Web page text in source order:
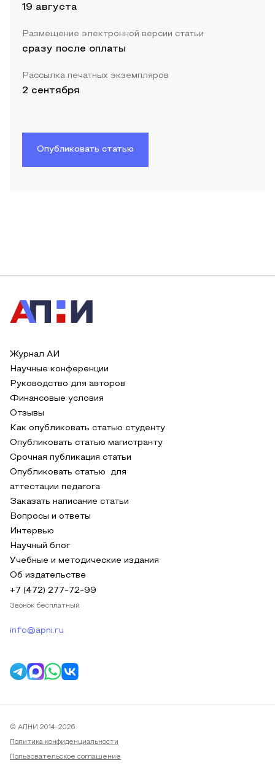
19 августа
Размещение электронной версии статьи
сразу после оплаты
Рассылка печатных экземпляров
2 сентября
Опубликовать статью
Журнал АИ
Научные конференции
Руководство для авторов
Финансовые условия
Отзывы
Как опубликовать статью студенту
Опубликовать статью магистранту
Срочная публикация статьи
Опубликовать статью для
аттестации педагога
Заказать написание статьи
Вопросы и ответы
Интервью
Научный блог
Учебные и методические издания
Об издательстве
+7 (472) 277-72-99
Звонок бесплатный
info@apni.ru
© АПНИ 2014-2026
Политика конфиденциальности
Пользовательское соглашение